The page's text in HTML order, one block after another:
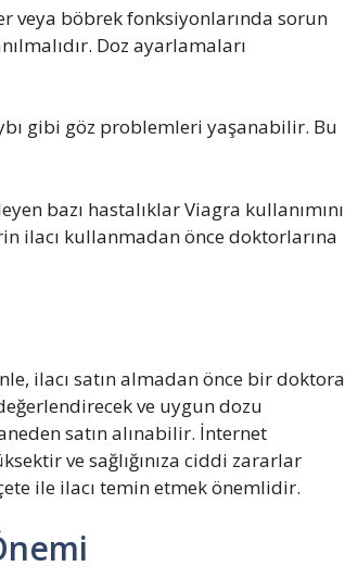
veya böbrek fonksiyonlarında sorun
Doz ayarlamaları
gibi göz problemleri yaşanabilir. Bu
bazı hastalıklar Viagra kullanımını
ilacı kullanmadan önce doktorlarına
ilacı satın almadan önce bir doktora
ve uygun dozu
satın alınabilir. İnternet
ve sağlığınıza ciddi zararlar
ile ilacı temin etmek önemlidir.